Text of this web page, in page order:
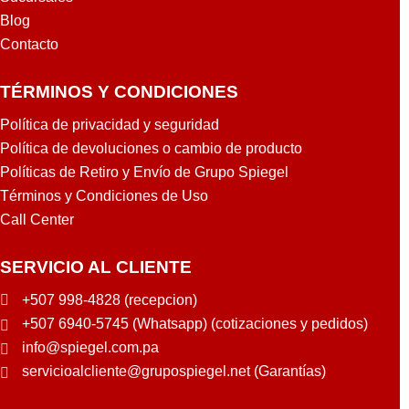
Blog
Contacto
TÉRMINOS Y CONDICIONES
Política de privacidad y seguridad
Política de devoluciones o cambio de producto
Políticas de Retiro y Envío de Grupo Spiegel
Términos y Condiciones de Uso
Call Center
SERVICIO AL CLIENTE
+507 998-4828 (recepcion)
+507 6940-5745 (Whatsapp) (cotizaciones y pedidos)
info@spiegel.com.pa
servicioalcliente@grupospiegel.net (Garantías)